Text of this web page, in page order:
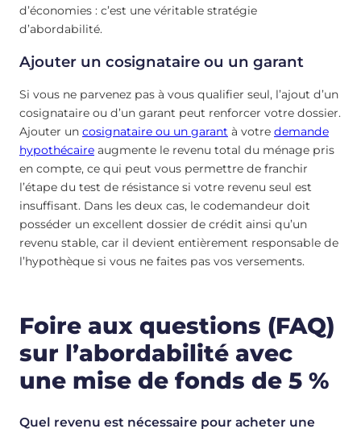
d’économies : c’est une véritable stratégie
d’abordabilité.
Ajouter un cosignataire ou un garant
Si vous ne parvenez pas à vous qualifier seul, l’ajout d’un
cosignataire ou d’un garant peut renforcer votre dossier.
Ajouter un cosignataire ou un garant à votre demande
hypothécaire augmente le revenu total du ménage pris
en compte, ce qui peut vous permettre de franchir
l’étape du test de résistance si votre revenu seul est
insuffisant. Dans les deux cas, le codemandeur doit
posséder un excellent dossier de crédit ainsi qu’un
revenu stable, car il devient entièrement responsable de
l’hypothèque si vous ne faites pas vos versements.
Foire aux questions (FAQ)
sur l’abordabilité avec
une mise de fonds de 5 %
Quel revenu est nécessaire pour acheter une